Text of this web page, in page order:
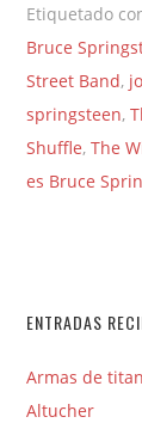
Etiquetado
Bruce
Street Band,
springsteen,
Shuffle,The
es Bruce
ENTRADAS
Armas de
Altucher